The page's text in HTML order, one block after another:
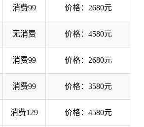
消费99 价格：2680元
无消费 价格：4580元
消费99 价格：2680元
消费99 价格：3580元
消费129 价格：4580元